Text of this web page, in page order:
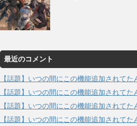
最近のコメント
【話題】いつの間にこの機能追加されてた
【話題】いつの間にこの機能追加されてた
【話題】いつの間にこの機能追加されてた
【話題】いつの間にこの機能追加されてた